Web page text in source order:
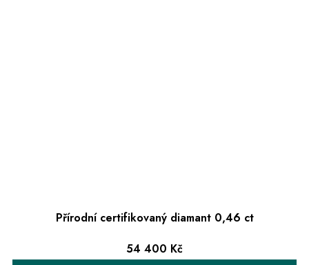
Přírodní certifikovaný diamant 0,46 ct
54 400 Kč